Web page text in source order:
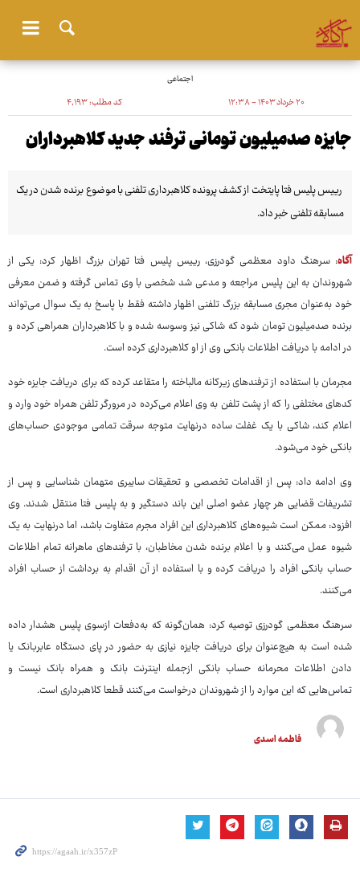
اجتماعی
۲۰ خرداد ۱۴۰۳ - ۱۲:۳۸ کد مطلب:۴٬۱۹۳
جایزه صدمیلیون تومانی ترفند جدید کلاهبرداران
رییس پلیس فتا پایتخت از کشف پرونده کلاهبرداری تلفنی با موضوع برنده شدن در یک
مسابقه تلفنی خبر داد.
آگاه: سرهنگ داود معظمی گودرزی، رییس پلیس فتا تهران بزرگ اظهار کرد: یکی از
شهروندان به این پلیس مراجعه و مدعی شد شخصی با وی تماس گرفته و ضمن معرفی
خود به‌عنوان مجری مسابقه بزرگ تلفنی اظهار داشته فقط با پاسخ به یک سوال می‌تواند
برنده صدمیلیون تومان شود که شاکی نیز وسوسه شده و با کلاهبرداران همراهی کرده و
در ادامه با دریافت اطلاعات بانکی وی از او کلاهبرداری کرده است.
مجرمان با استفاده از ترفندهای زیرکانه مالباخته را متقاعد کرده که برای دریافت جایزه خود
کدهای مختلفی را که از پشت تلفن به وی اعلام می‌کرده در مرورگر تلفن همراه خود وارد و
اعلام کند، شاکی با یک غفلت ساده درنهایت متوجه سرقت تمامی موجودی حساب‌های
بانکی خود می‌شود.
وی ادامه داد: پس از اقدامات تخصصی و تحقیقات سایبری متهمان شناسایی و پس از
تشریفات قضایی هر چهار عضو اصلی این باند دستگیر و به پلیس فتا منتقل شدند. وی
افزود: ممکن است شیوه‌های کلاهبرداری این افراد مجرم متفاوت باشد، اما درنهایت به یک
شیوه عمل می‌کنند و با اعلام برنده شدن مخاطبان، با ترفندهای ماهرانه تمام اطلاعات
حساب بانکی افراد را دریافت کرده و با استفاده از آن اقدام به برداشت از حساب افراد
می‌کنند.
سرهنگ معظمی گودرزی توصیه کرد: همان‌گونه که به‌دفعات ازسوی پلیس هشدار داده
شده است به هیچ‌عنوان برای دریافت جایزه نیازی به حضور در پای دستگاه عابربانک یا
دادن اطلاعات محرمانه حساب بانکی ازجمله اینترنت بانک و همراه بانک نیست و
تماس‌هایی که این موارد را از شهروندان درخواست می‌کنند قطعا کلاهبرداری است.
فاطمه اسدی